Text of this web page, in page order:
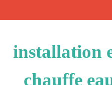
installation
chauffe